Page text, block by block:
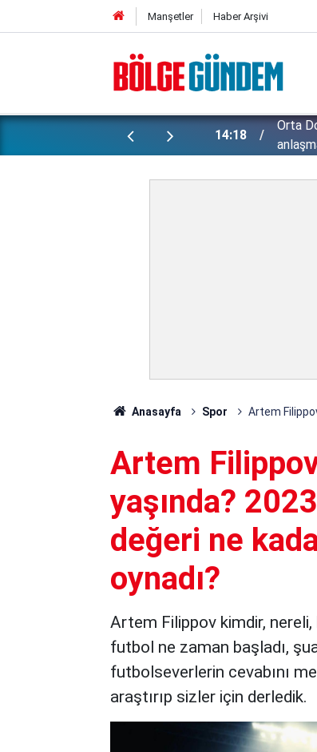
Manşetler Haber Arşivi
Menderes Belediye Başkanı
14:18
Orta
Anasayfa Spor Artem
Artem
yaşında?
değeri ne
oynadı?
Artem Filippov kimdir, nereli,
futbol ne zaman başladı,
futbolseverlerin cevabını
araştırıp sizler için derledik.